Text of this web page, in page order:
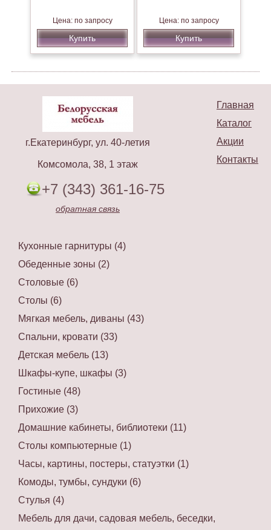
Цена: по запросу
Купить
Цена: по запросу
Купить
Главная
Каталог
Акции
Контакты
г.Екатеринбург, ул. 40-летия
Комсомола, 38, 1 этаж
+7 (343) 361-16-75
обратная связь
Кухонные гарнитуры (4)
Обеденные зоны (2)
Столовые (6)
Столы (6)
Мягкая мебель, диваны (43)
Спальни, кровати (33)
Детская мебель (13)
Шкафы-купе, шкафы (3)
Гостиные (48)
Прихожие (3)
Домашние кабинеты, библиотеки (11)
Столы компьютерные (1)
Часы, картины, постеры, статуэтки (1)
Комоды, тумбы, сундуки (6)
Стулья (4)
Мебель для дачи, садовая мебель, беседки,